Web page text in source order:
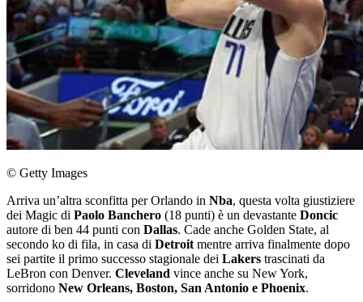
© Getty Images
Arriva un’altra sconfitta per Orlando in Nba, questa volta giustiziere
dei Magic di Paolo Banchero (18 punti) è un devastante Doncic
autore di ben 44 punti con Dallas. Cade anche Golden State, al
secondo ko di fila, in casa di Detroit mentre arriva finalmente dopo
sei partite il primo successo stagionale dei Lakers trascinati da
LeBron con Denver. Cleveland vince anche su New York,
sorridono New Orleans, Boston, San Antonio e Phoenix.